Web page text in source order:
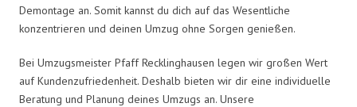
Demontage an. Somit kannst du dich auf das Wesentliche
konzentrieren und deinen Umzug ohne Sorgen genießen.
Bei Umzugsmeister Pfaff Recklinghausen legen wir großen Wert
auf Kundenzufriedenheit. Deshalb bieten wir dir eine individuelle
Beratung und Planung deines Umzugs an. Unsere